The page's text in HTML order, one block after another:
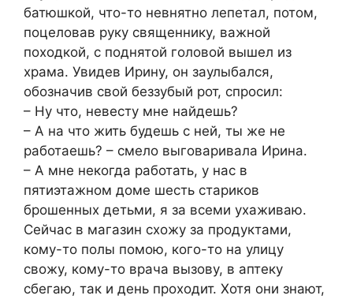
батюшкой, что-то невнятно лепетал, потом,
поцеловав руку священнику, важной
походкой, с поднятой головой вышел из
храма. Увидев Ирину, он заулыбался,
обозначив свой беззубый рот, спросил:
– Ну что, невесту мне найдешь?
– А на что жить будешь с ней, ты же не
работаешь? – смело выговаривала Ирина.
– А мне некогда работать, у нас в
пятиэтажном доме шесть стариков
брошенных детьми, я за всеми ухаживаю.
Сейчас в магазин схожу за продуктами,
кому-то полы помою, кого-то на улицу
свожу, кому-то врача вызову, в аптеку
сбегаю, так и день проходит. Хотя они знают,